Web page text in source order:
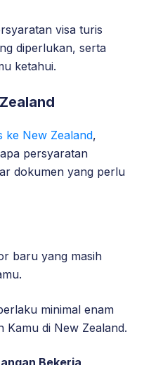
visa turis
diperlukan, serta
ketahui.
ke New Zealand,
persyaratan
dokumen yang perlu
baru yang masih
minimal enam
Kamu di New Zealand.
Bekerja